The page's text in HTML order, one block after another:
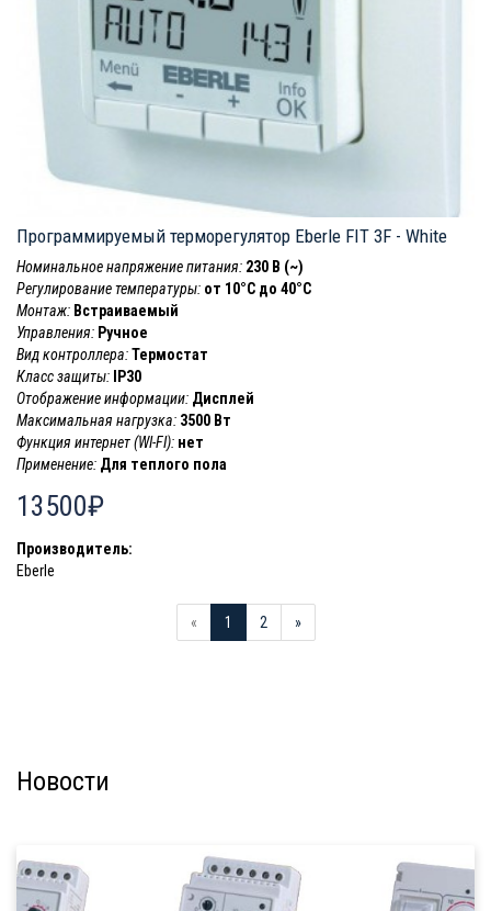
Программируемый терморегулятор Eberle FIT 3F - White
Номинальное напряжение питания: 230 В (~)
Регулирование температуры: от 10°C до 40°C
Монтаж: Встраиваемый
Управления: Ручное
Вид контроллера:Термостат
Класс защиты:
IP30
Отображение информации: Дисплей
Максимальная нагрузка: 3500 Вт
Функция интернет (WI-FI): нет
Применение: Для теплого пола
13500₽
Производитель:
Eberle
« 1 2 »
Новости